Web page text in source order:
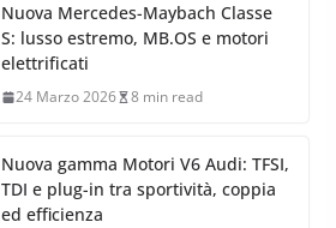
Nuova Mercedes-Maybach Classe
S: lusso estremo, MB.OS e motori
elettrificati
24 Marzo 2026 8 min read
Nuova gamma Motori V6 Audi: TFSI,
TDI e plug-in tra sportività, coppia
ed efficienza